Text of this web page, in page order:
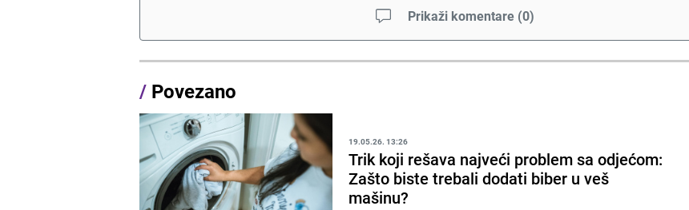
Prikaži komentare (0)
/ Povezano
19.05.26. 13:26
Trik koji rešava najveći problem sa odjećom:
Zašto biste trebali dodati biber u veš
mašinu?